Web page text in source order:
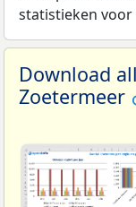
statistieken voor
Download
Zoetermeer